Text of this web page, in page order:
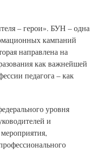
– герои». БУН – одна
кампаний
направлена на
как важнейшей
педагога – как
уровня
и